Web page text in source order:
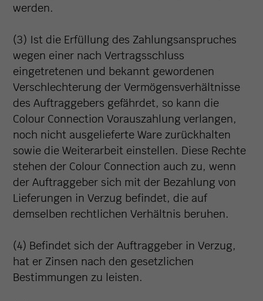
werden.
(3) Ist die Erfüllung des Zahlungsanspruches
wegen einer nach Vertragsschluss
eingetretenen und bekannt gewordenen
Verschlechterung der Vermögensverhältnisse
des Auftraggebers gefährdet, so kann die
Colour Connection Vorauszahlung verlangen,
noch nicht ausgelieferte Ware zurückhalten
sowie die Weiterarbeit einstellen. Diese Rechte
stehen der Colour Connection auch zu, wenn
der Auftraggeber sich mit der Bezahlung von
Lieferungen in Verzug befindet, die auf
demselben rechtlichen Verhältnis beruhen.
(4) Befindet sich der Auftraggeber in Verzug,
hat er Zinsen nach den gesetzlichen
Bestimmungen zu leisten.